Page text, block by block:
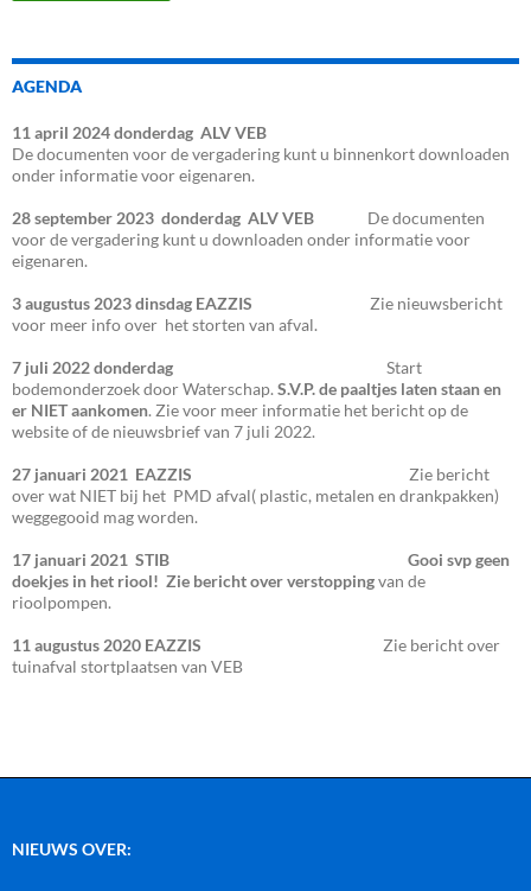
AGENDA
11 april 2024donderdag ALV VEB
De documenten voor de vergadering kunt u binnenkort downloaden
onder informatie voor eigenaren.
28 september 2023 donderdag ALV VEB De documenten
voor de vergadering kunt u downloaden onder informatie voor
eigenaren.
3 augustus 2023 dinsdag EAZZIS Zie nieuwsbericht
voor meer info over het storten van afval.
7 juli 2022 donderdag
Start
bodemonderzoek door Waterschap. S.V.P. de paaltjes laten staan en
er NIET aankomen. Zie voor meer informatie het bericht op de
website of de nieuwsbrief van 7 juli 2022.
27 januari 2021 EAZZIS Zie bericht
over wat NIET bij het PMD afval( plastic, metalen en drankpakken)
weggegooid mag worden.
17 januari 2021 STIB Gooi svp geen
doekjes in het riool! Zie bericht over verstoppingvan de
rioolpompen.
11 augustus 2020 EAZZIS Zie bericht over
tuinafval stortplaatsen van VEB
NIEUWS OVER: